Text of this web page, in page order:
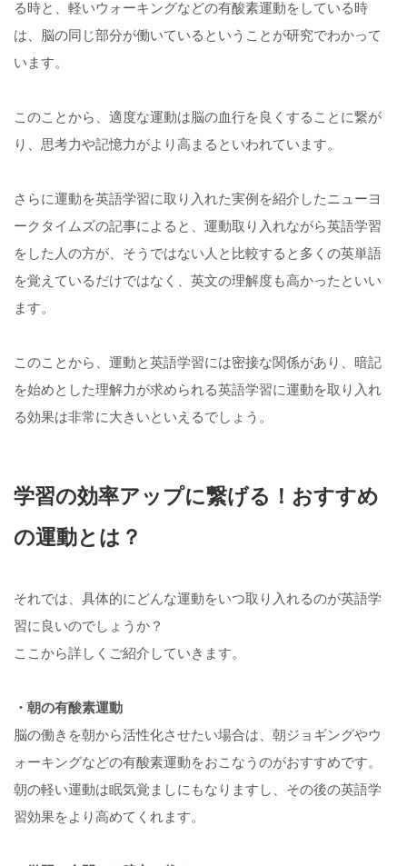
る時と、軽いウォーキングなどの有酸素運動をしている時
は、脳の同じ部分が働いているということが研究でわかって
います。
このことから、適度な運動は脳の血行を良くすることに繋が
り、思考力や記憶力がより高まるといわれています。
さらに運動を英語学習に取り入れた実例を紹介したニューヨ
ークタイムズの記事によると、運動取り入れながら英語学習
をした人の方が、そうではない人と比較すると多くの英単語
を覚えているだけではなく、英文の理解度も高かったといい
ます。
このことから、運動と英語学習には密接な関係があり、暗記
を始めとした理解力が求められる英語学習に運動を取り入れ
る効果は非常に大きいといえるでしょう。
学習の効率アップに繋げる！おすすめ
の運動とは？
それでは、具体的にどんな運動をいつ取り入れるのが英語学
習に良いのでしょうか？
ここから詳しくご紹介していきます。
・朝の有酸素運動
脳の働きを朝から活性化させたい場合は、朝ジョギングやウ
ォーキングなどの有酸素運動をおこなうのがおすすめです。
朝の軽い運動は眠気覚ましにもなりますし、その後の英語学
習効果をより高めてくれます。